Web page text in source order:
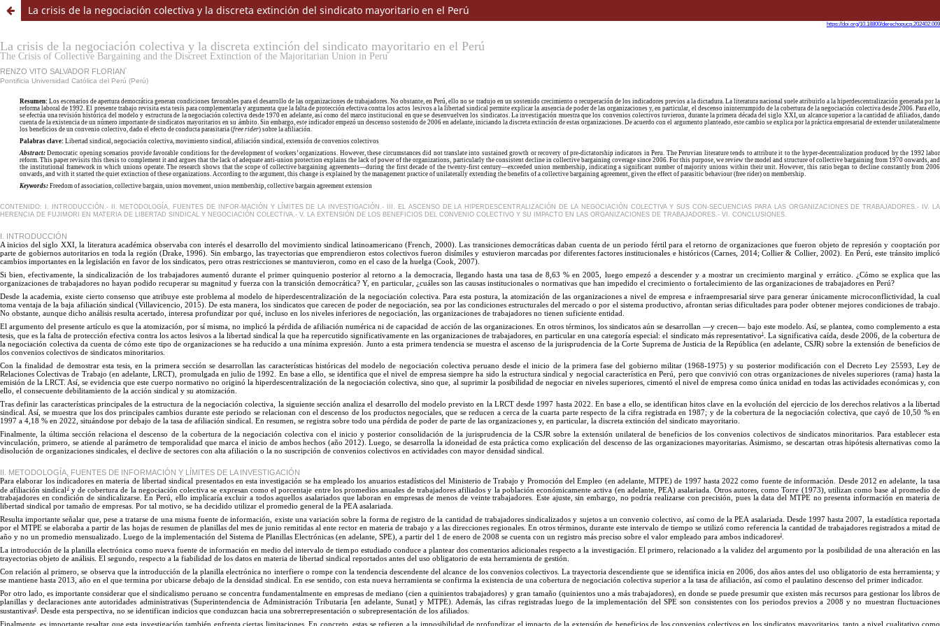
La crisis de la negociación colectiva y la discreta extinción del sindicato mayoritario en el Perú